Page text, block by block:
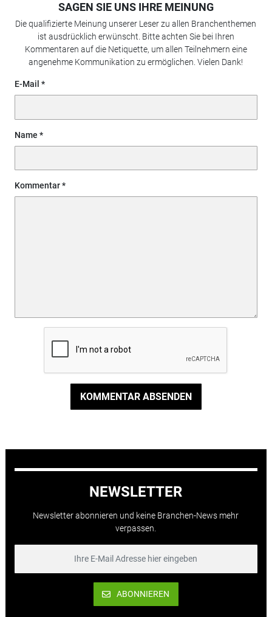
SAGEN SIE UNS IHRE MEINUNG
Die qualifizierte Meinung unserer Leser zu allen Branchenthemen
ist ausdrücklich erwünscht. Bitte achten Sie bei Ihren
Kommentaren auf die Netiquette, um allen Teilnehmern eine
angenehme Kommunikation zu ermöglichen. Vielen Dank!
E-Mail
Name
Kommentar
KOMMENTAR ABSENDEN
NEWSLETTER
Newsletter abonnieren und keine Branchen-News mehr
verpassen.
ABONNIEREN